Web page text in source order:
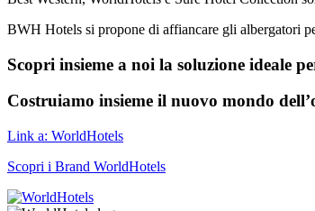
BWH Hotels si propone di affiancare gli albergatori
Scopri insieme a noi la soluzione ideale
Costruiamo insieme il nuovo mondo
Link a: WorldHotels
Scopri i Brand WorldHotels